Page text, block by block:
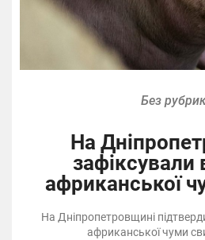
Без
На
зафіксували
африканської
На Дніпропетровщині
африканської чуми